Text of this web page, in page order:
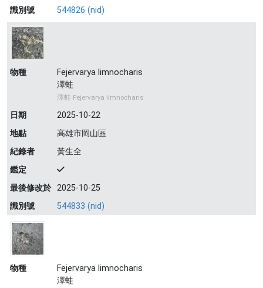
識別號
544826 (nid)
物種
Fejervarya limnocharis
澤蛙
澤蛙 Fejervarya limnocharis
日期
2025-10-22
地點
高雄市岡山區
紀錄者
黃生全
鑑定
最後修改於 2025-10-25
識別號
544833 (nid)
物種
Fejervarya limnocharis
澤蛙